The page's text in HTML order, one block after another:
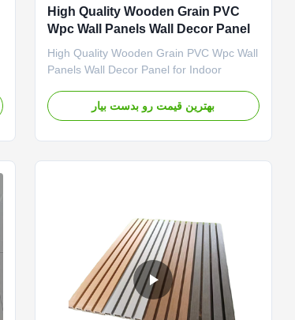
High Quality Wooden Grain PVC
Wpc Wall Panels Wall Decor Panel
for Indoor Decoration
High Quality Wooden Grain PVC Wpc Wall
Panels Wall Decor Panel for Indoor
powder+plastic+additives composite. WPC
is a new construction and decoration
بهترین قیمت رو بدست بیار